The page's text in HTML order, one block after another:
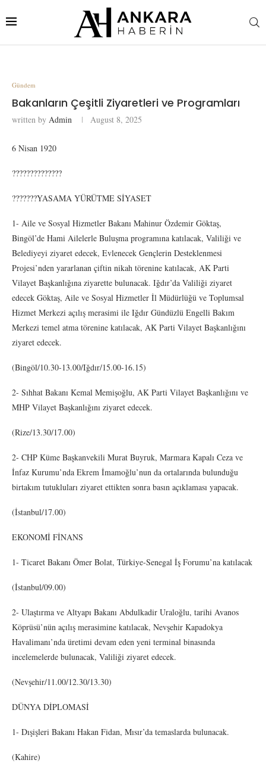
Gündem
Bakanların Çeşitli Ziyaretleri ve Programları
written by Admin August 8, 2025
6 Nisan 1920
??????????????
???????YASAMA YÜRÜTME SİYASET
1- Aile ve Sosyal Hizmetler Bakanı Mahinur Özdemir Göktaş,
Bingöl’de Hami Ailelerle Buluşma programına katılacak, Valiliği ve
Belediyeyi ziyaret edecek, Evlenecek Gençlerin Desteklenmesi
Projesi’nden yararlanan çiftin nikah törenine katılacak, AK Parti
Vilayet Başkanlığına ziyarette bulunacak. Iğdır’da Valiliği ziyaret
edecek Göktaş, Aile ve Sosyal Hizmetler İl Müdürlüğü ve Toplumsal
Hizmet Merkezi açılış merasimi ile Iğdır Gündüzlü Engelli Bakım
Merkezi temel atma törenine katılacak, AK Parti Vilayet Başkanlığını
ziyaret edecek.
(Bingöl/10.30-13.00/Iğdır/15.00-16.15)
2- Sıhhat Bakanı Kemal Memişoğlu, AK Parti Vilayet Başkanlığını ve
MHP Vilayet Başkanlığını ziyaret edecek.
(Rize/13.30/17.00)
2- CHP Küme Başkanvekili Murat Buyruk, Marmara Kapalı Ceza ve
İnfaz Kurumu’nda Ekrem İmamoğlu’nun da ortalarında bulunduğu
birtakım tutukluları ziyaret ettikten sonra basın açıklaması yapacak.
(İstanbul/17.00)
EKONOMİ FİNANS
1- Ticaret Bakanı Ömer Bolat, Türkiye-Senegal İş Forumu’na katılacak
(İstanbul/09.00)
2- Ulaştırma ve Altyapı Bakanı Abdulkadir Uraloğlu, tarihi Avanos
Köprüsü’nün açılış merasimine katılacak, Nevşehir Kapadokya
Havalimanı’nda üretimi devam eden yeni terminal binasında
incelemelerde bulunacak, Valiliği ziyaret edecek.
(Nevşehir/11.00/12.30/13.30)
DÜNYA DİPLOMASİ
1- Dışişleri Bakanı Hakan Fidan, Mısır’da temaslarda bulunacak.
(Kahire)